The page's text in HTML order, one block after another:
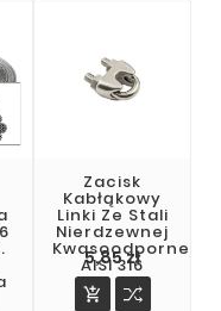
Zacisk
Kabłąkowy
Linki Ze Stali
Nierdzewnej
Kwasoodpornej
AISI 316
5,85 zł
